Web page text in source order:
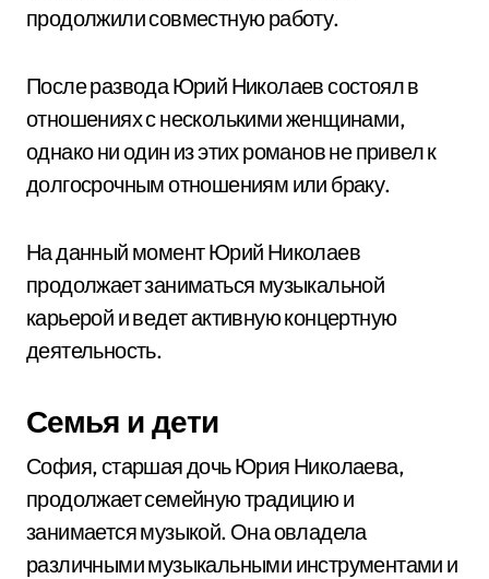
продолжили совместную работу.
После развода Юрий Николаев состоял в
отношениях с несколькими женщинами,
однако ни один из этих романов не привел к
долгосрочным отношениям или браку.
На данный момент Юрий Николаев
продолжает заниматься музыкальной
карьерой и ведет активную концертную
деятельность.
Семья и дети
София, старшая дочь Юрия Николаева,
продолжает семейную традицию и
занимается музыкой. Она овладела
различными музыкальными инструментами и